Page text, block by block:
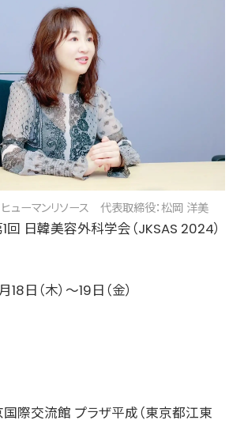
ューマンリソース 代表取締役：松岡 洋美
回 日韓美容外科学会（JKSAS 2024）
日（木）～19日（金）
国際交流館 プラザ平成（東京都江東